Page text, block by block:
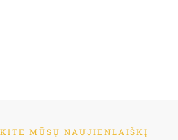
MŪSŲ NAUJIENLAIŠKĮ